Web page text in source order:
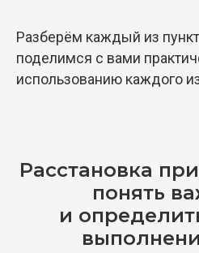
Разберём каждый из
поделимся с вами
использованию каждого
Расстановка
понять
и